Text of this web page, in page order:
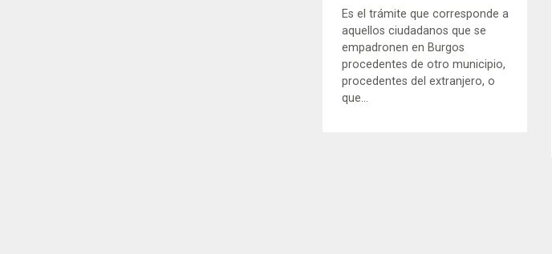
Es el trámite que corresponde a
aquellos ciudadanos que se
empadronen en Burgos
procedentes de otro municipio,
procedentes del extranjero, o
que...